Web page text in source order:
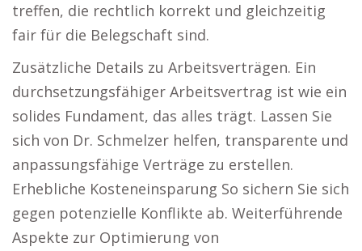
treffen, die rechtlich korrekt und gleichzeitig
fair für die Belegschaft sind.
Zusätzliche Details zu Arbeitsverträgen. Ein
durchsetzungsfähiger Arbeitsvertrag ist wie ein
solides Fundament, das alles trägt. Lassen Sie
sich von Dr. Schmelzer helfen, transparente und
anpassungsfähige Verträge zu erstellen.
Erhebliche Kosteneinsparung So sichern Sie sich
gegen potenzielle Konflikte ab. Weiterführende
Aspekte zur Optimierung von